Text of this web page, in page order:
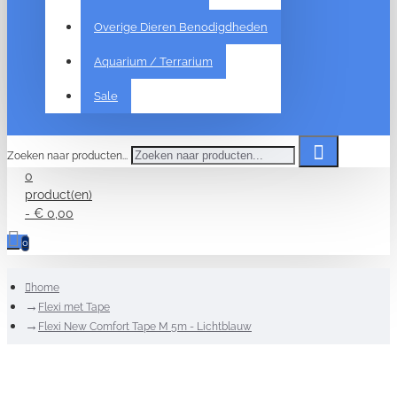
Overige Dieren Benodigdheden
Aquarium / Terrarium
Sale
Zoeken naar producten...
0
product(en)
- € 0,00
0
home
Flexi met Tape
Flexi New Comfort Tape M 5m - Lichtblauw